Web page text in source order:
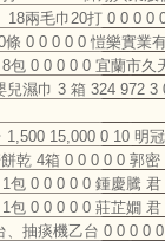
18兩毛巾20打 0 0 0 0
0 0 0 0 0 愷樂實業
包 0 0 0 0 0 宜蘭市久
兒濕巾 3 箱 324 972
15,000 0 10 明
乾 4箱 0 0 0 0 0 郭密
包 0 0 0 0 0 鍾慶騰 君
包 0 0 0 0 0 莊芷嫺 君
、抽痰機乙台 0 0 0 0